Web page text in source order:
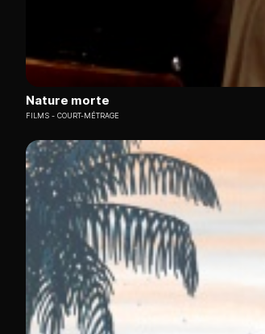
Nature morte
FILMS COURT-MÉTRAGE